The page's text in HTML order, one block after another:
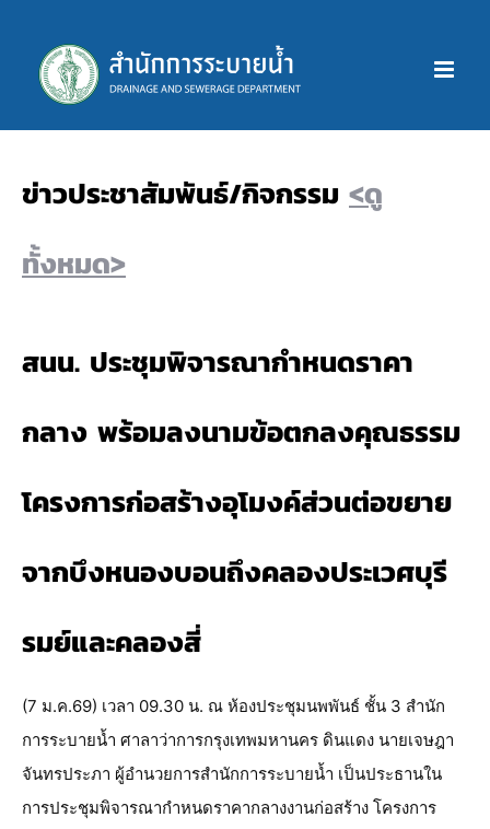
content
ข่าวประชาสัมพันธ์/กิจกรรม <ดู
ทั้งหมด>
สนน. ประชุมพิจารณากำหนดราคา
กลาง พร้อมลงนามข้อตกลงคุณธรรม
โครงการก่อสร้างอุโมงค์ส่วนต่อขยาย
จากบึงหนองบอนถึงคลองประเวศบุรี
รมย์และคลองสี่
(7 ม.ค.69) เวลา 09.30 น. ณ ห้องประชุมนพพันธ์ ชั้น 3 สำนัก
การระบายน้ำ ศาลาว่าการกรุงเทพมหานคร ดินแดง นายเจษฎา
จันทรประภา ผู้อำนวยการสำนักการระบายน้ำ เป็นประธานใน
การประชุมพิจารณากำหนดราคากลางงานก่อสร้าง โครงการ